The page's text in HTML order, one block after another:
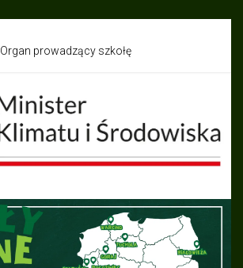
Organ prowadzący szkołę